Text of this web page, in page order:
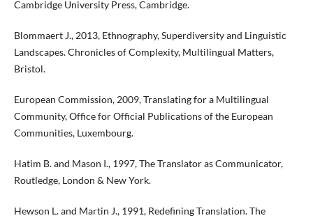
Cambridge University Press, Cambridge.
Blommaert J., 2013, Ethnography, Superdiversity and Linguistic
Landscapes. Chronicles of Complexity, Multilingual Matters,
Bristol.
European Commission, 2009, Translating for a Multilingual
Community, Office for Official Publications of the European
Communities, Luxembourg.
Hatim B. and Mason I., 1997, The Translator as Communicator,
Routledge, London & New York.
Hewson L. and Martin J., 1991, Redefining Translation. The